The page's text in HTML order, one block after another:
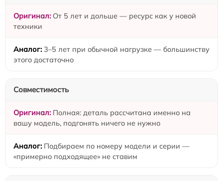
От 5 лет и дольше — ресурс как у новой
техники
3–5 лет при обычной нагрузке — большинству
этого достаточно
Совместимость
Полная: деталь рассчитана именно на
вашу модель, подгонять ничего не нужно
Подбираем по номеру модели и серии —
«примерно подходящее» не ставим